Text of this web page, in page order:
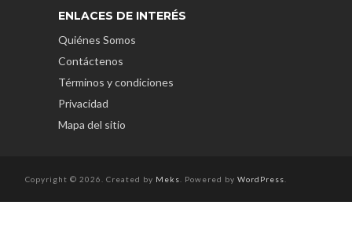
ENLACES DE INTERÉS
Quiénes Somos
Contáctenos
Términos y condiciones
Privacidad
Mapa del sitio
Copyright © 2026. Created by Meks . Powered by WordPress